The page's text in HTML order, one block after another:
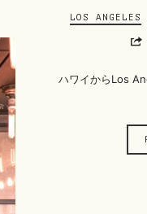
LOS ANGELES
ハワイからLos